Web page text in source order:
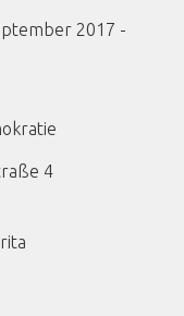
2017 -
4